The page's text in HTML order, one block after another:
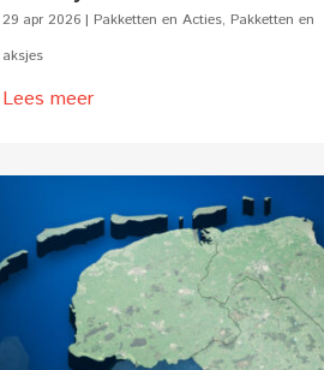
29 apr 2026| Pakketten en Acties, Pakketten en
aksjes
Lees meer